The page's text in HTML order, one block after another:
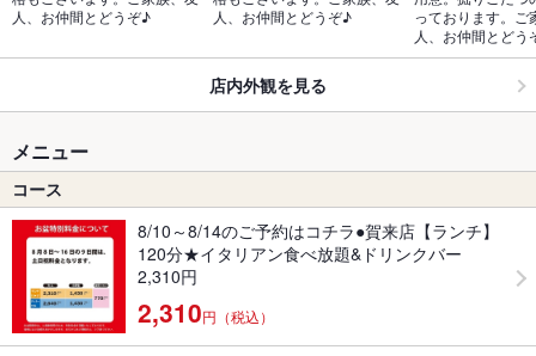
人、お仲間とどうぞ♪
人、お仲間とどうぞ♪
っております。ご
人、お仲間とどう
店内外観を見る
メニュー
コース
8/10～8/14のご予約はコチラ●賀来店【ランチ】
120分★イタリアン食べ放題&ドリンクバー
2,310円
2,310円（税込）